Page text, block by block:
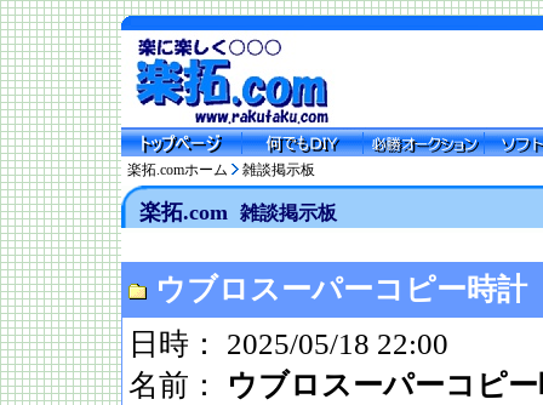
楽拓.comホーム 雑談掲示板
楽拓.com 雑談掲示板
ウブロスーパーコピー時計
日時： 2025/05/18 22:00
名前：
ウブロスーパーコピ